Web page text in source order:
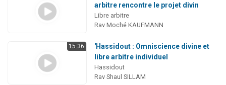
arbitre rencontre le projet divin
Libre arbitre
Rav Moché KAUFMANN
15:36
'Hassidout : Omniscience divine et
libre arbitre individuel
Hassidout
Rav Shaul SILLAM